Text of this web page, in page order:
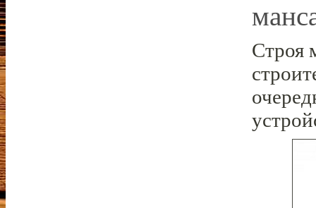
Строя